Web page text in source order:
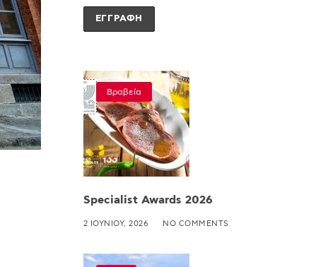
Βραβεία
Specialist Awards 2026
2 ΙΟΥΝΊΟΥ, 2026 NO COMMENTS